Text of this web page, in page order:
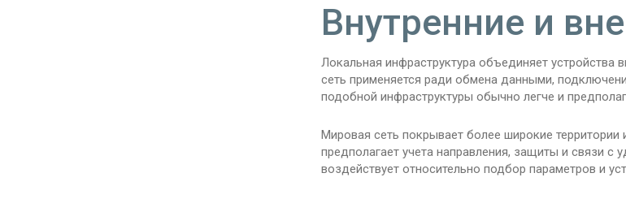
Внутренние и
Локальная инфраструктура объединяет устройства
сеть применяется ради обмена данными,
подобной инфраструктуры обычно легче и
Мировая сеть покрывает более широкие территории
предполагает учета направления, защиты и связи
воздействует относительно подбор параметров и